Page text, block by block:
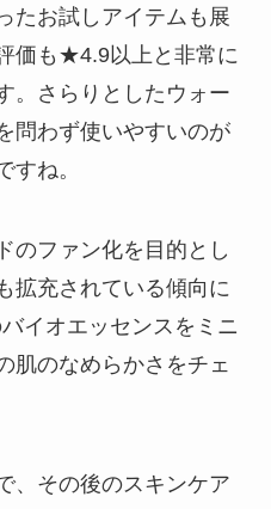
たお試しアイテムも展
価も★4.9以上と非常に
。さらりとしたウォー
問わず使いやすいのが
すね。
のファン化を目的とし
拡充されている傾向に
イオエッセンスをミニ
肌のなめらかさをチェ
、その後のスキンケア